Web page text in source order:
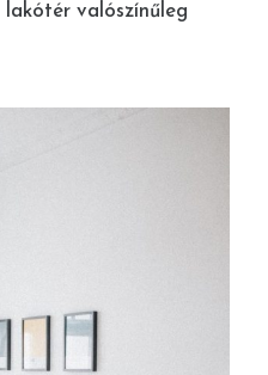
valószínűleg